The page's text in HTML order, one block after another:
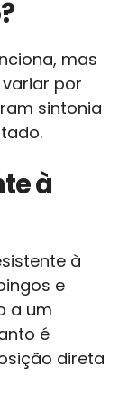
mas
por
sintonia
à
à
e
a um
é
direta